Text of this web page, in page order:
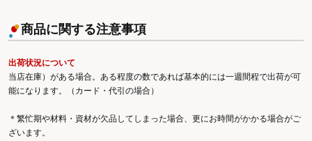
商品に関する注意事項
出荷状況について
当店在庫）がある場合。ある程度の数であれば基本的には一週間程で出荷が可
能になります。（カード・代引の場合）
＊繁忙期や材料・資材が欠品してしまった場合、更にお時間がかかる場合がご
ざいます。